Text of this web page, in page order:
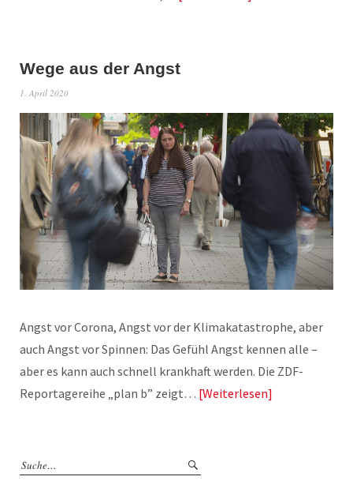
Wege aus der Angst
1. April 2020
Angst vor Corona, Angst vor der Klimakatastrophe, aber
auch Angst vor Spinnen: Das Gefühl Angst kennen alle –
aber es kann auch schnell krankhaft werden. Die ZDF-
Reportagereihe „plan b” zeigt… Weiterlesen